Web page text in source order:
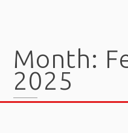
Month:
2025